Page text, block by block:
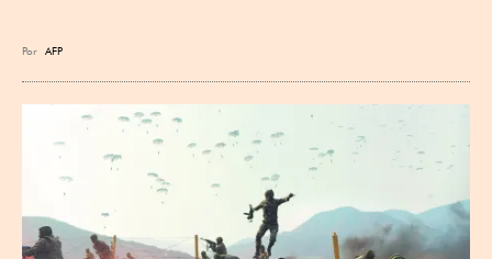
Por AFP